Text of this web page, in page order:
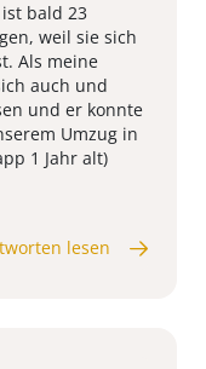
bald 23
weil sie sich
Als meine
auch und
und er konnte
Umzug in
1 Jahr alt)
lesen